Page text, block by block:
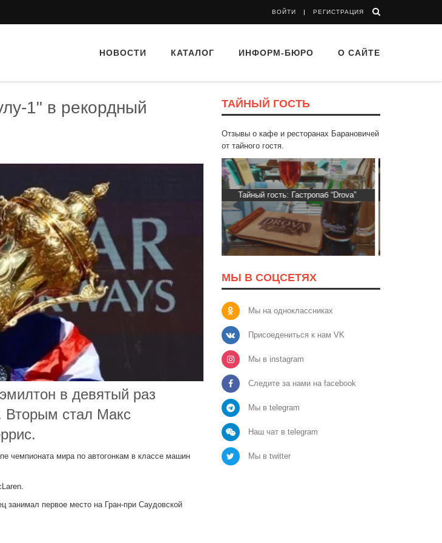
ВОЙТИ РЕГИСТРАЦИЯ
НОВОСТИ КАТАЛОГ ИНФОРМ-БЮРО О САЙТЕ
1" в рекордный
в девятый раз
Вторым стал Макс
чемпионата мира по автогонкам в классе машин
занимал первое место на Гран-при Саудовской
ТАЙНЫЙ ГОСТЬ
Отзывы о кафе и ресторанах Барановичей
от тайного гостя.
“Папараць
Тайный гость: Гастропаб “Drova” Тайный гость: Кафе "Grand Buffet"
МЫ В СОЦСЕТЯХ
Мы на одноклассниках
Присоедениться к нам VK
Мы в instagram
Следите за нами на facebook
Мы в telegram
Наш чат в telegram
Мы в twitter